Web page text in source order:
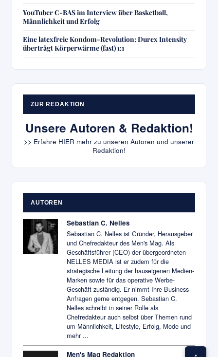
YouTuber C-BAS im Interview über Basketball,
Männlichkeit und Erfolg
Eine latexfreie Kondom-Revolution: Durex Intensity
überträgt Körperwärme (fast) 1:1
ZUR REDAKTION
Unsere Autoren & Redaktion!
>> Erfahre HIER mehr zu unseren Autoren und unserer
Redaktion!
AUTOREN
Sebastian C. Nelles
Sebastian C. Nelles ist Gründer, Herausgeber
und Chefredakteur des Men's Mag. Als
Geschäftsführer (CEO) der übergeordneten
NELLES MEDIA ist er zudem für die
strategische Leitung der hauseigenen Medien-
Marken sowie für das operative Werbe-
Geschäft zuständig. Er nimmt Ihre Business-
Anfragen gerne entgegen. Sebastian C.
Nelles schreibt in seiner Rolle als
Chefredakteur auch selbst über Themen rund
um Männlichkeit, Lifestyle, Erfolg, Mode und
mehr ...
Men's Mag Redaktion